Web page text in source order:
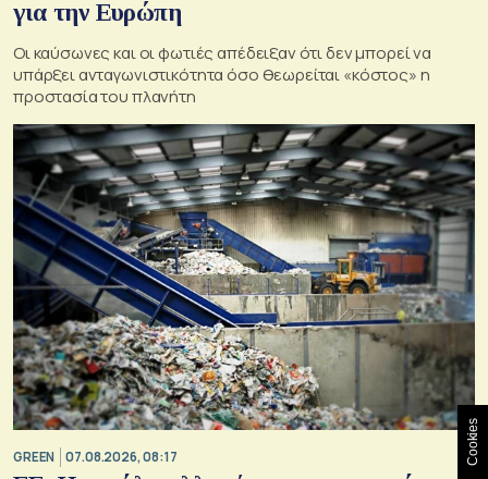
για την Ευρώπη
Οι καύσωνες και οι φωτιές απέδειξαν ότι δεν μπορεί να
υπάρξει ανταγωνιστικότητα όσο θεωρείται «κόστος» η
προστασία του πλανήτη
GREEN 07.08.2026, 08:17 Cookies